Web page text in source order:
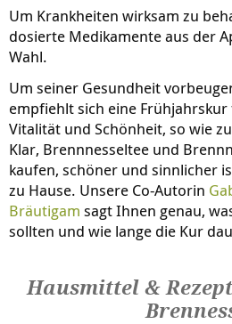
Um Krankheiten wirksam zu
dosierte Medikamente aus der
Wahl.
Um seiner Gesundheit
empfiehlt sich eine
Vitalität und Schönheit, so wie
Klar, Brennnesseltee und
kaufen, schöner und sinnlicher
zu Hause. Unsere Co-Autorin
Bräutigam sagt Ihnen genau,
sollten und wie lange die Kur
Hausmittel &